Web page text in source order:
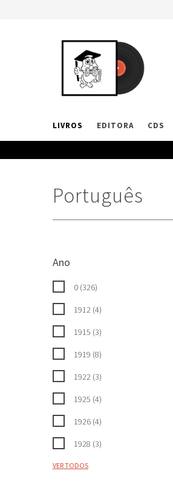
LIVROS EDITORA CDS
Português
Ano
0 (326)
1912 (4)
1915 (3)
1919 (8)
1922 (3)
1925 (4)
1926 (4)
1928 (3)
VER TODOS